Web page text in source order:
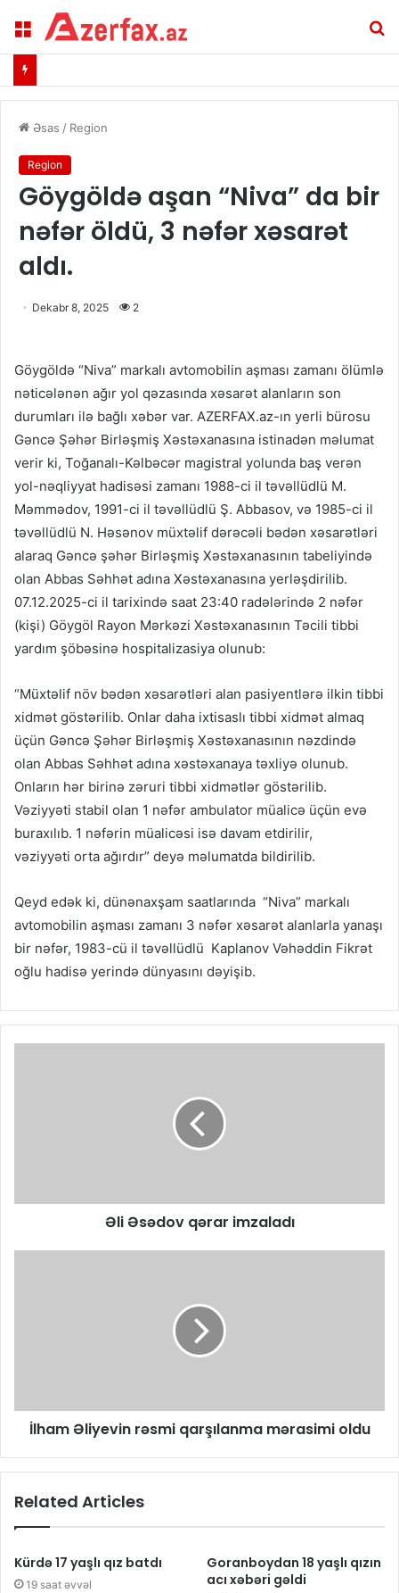
Menu
Əsas / Region
Region
Göygöldə aşan “Niva” da bir
nəfər öldü, 3 nəfər xəsarət
aldı.
Dekabr 8, 2025 2
Göygöldə “Niva” markalı avtomobilin aşması zamanı ölümlə
nəticələnən ağır yol qəzasında xəsarət alanların son
durumları ilə bağlı xəbər var. AZERFAX.az-ın yerli bürosu
Gəncə Şəhər Birləşmiş Xəstəxanasına istinadən məlumat
verir ki, Toğanalı-Kəlbəcər magistral yolunda baş verən
yol-nəqliyyat hadisəsi zamanı 1988-ci il təvəllüdlü M.
Məmmədov, 1991-ci il təvəllüdlü Ş. Abbasov, və 1985-ci il
təvəllüdlü N. Həsənov müxtəlif dərəcəli bədən xəsarətləri
alaraq Gəncə şəhər Birləşmiş Xəstəxanasının tabeliyində
olan Abbas Səhhət adına Xəstəxanasına yerləşdirilib.
07.12.2025-ci il tarixində saat 23:40 radələrində 2 nəfər
(kişi) Göygöl Rayon Mərkəzi Xəstəxanasının Təcili tibbi
yardım şöbəsinə hospitalizasiya olunub:
“Müxtəlif növ bədən xəsarətləri alan pasiyentlərə ilkin tibbi
xidmət göstərilib. Onlar daha ixtisaslı tibbi xidmət almaq
üçün Gəncə Şəhər Birləşmiş Xəstəxanasının nəzdində
olan Abbas Səhhət adına xəstəxanaya təxliyə olunub.
Onların hər birinə zəruri tibbi xidmətlər göstərilib.
Vəziyyəti stabil olan 1 nəfər ambulator müalicə üçün evə
buraxılıb. 1 nəfərin müalicəsi isə davam etdirilir,
vəziyyəti orta ağırdır” deyə məlumatda bildirilib.
Qeyd edək ki, dünənaxşam saatlarında “Niva” markalı
avtomobilin aşması zamanı 3 nəfər xəsarət alanlarla yanaşı
bir nəfər, 1983-cü il təvəllüdlü Kaplanov Vəhəddin Fikrət
oğlu hadisə yerində dünyasını dəyişib.
Əli Əsədov qərar imzaladı
İlham Əliyevin rəsmi qarşılanma mərasimi oldu
Related Articles
Kürdə 17 yaşlı qız batdı
19 saat əvvəl
Goranboydan 18 yaşlı qızın
acı xəbəri gəldi